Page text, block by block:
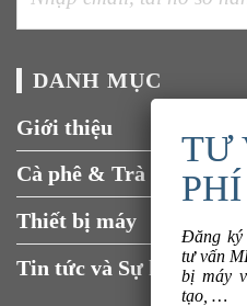
DANH MỤC
Giới thiệu
Cà phê & Trà
Thiết bị máy
Tin tức và Sự kiện
Đăng ký
tư vấn
bị máy
tạo, …